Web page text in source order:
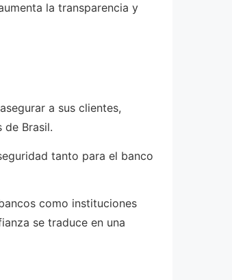
la transparencia y
a sus clientes,
de Brasil.
tanto para el banco
como instituciones
se traduce en una